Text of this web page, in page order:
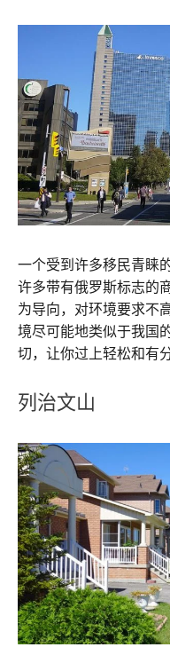
一个受到许多移民青睐
许多带有俄罗斯标志的
为导向，对环境要求不
境尽可能地类似于我国
切，让你过上轻松和有
列治文山